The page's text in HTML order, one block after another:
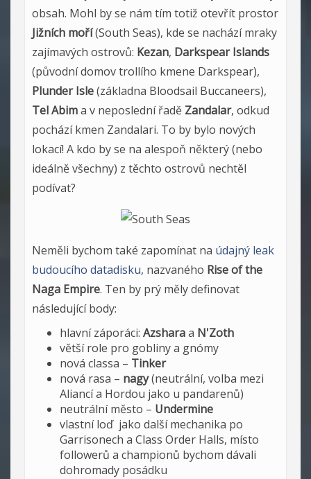
obsah. Mohl by se nám tím totiž otevřít prostor
Jižních moří(South Seas), kde se nachází mraky
zajímavých ostrovů: Kezan, Darkspear Islands
(původní domov trollího kmene Darkspear),
Plunder Isle(základna Bloodsail Buccaneers),
Tel Abima v neposlední řadě Zandalar, odkud
pochází kmen Zandalari. To by bylo nových
lokací! A kdo by se na alespoň některý (nebo
ideálně všechny) z těchto ostrovů nechtěl
podívat?
Neměli bychom také zapomínat na údajný leak
budoucího datadisku, nazvaného Rise of the
Naga Empire. Ten by prý měly definovat
následující body:
hlavní záporáci: Azsharaa N'Zoth
větší role pro gobliny a gnómy
nová classa – Tinker
nová rasa – nagy(neutrální, volba mezi
Aliancí a Hordou jako u pandarenů)
neutrální město – Undermine
vlastní loď jako další mechanika po
Garrisonech a Class Order Halls, místo
followerů a championů bychom dávali
dohromady posádku